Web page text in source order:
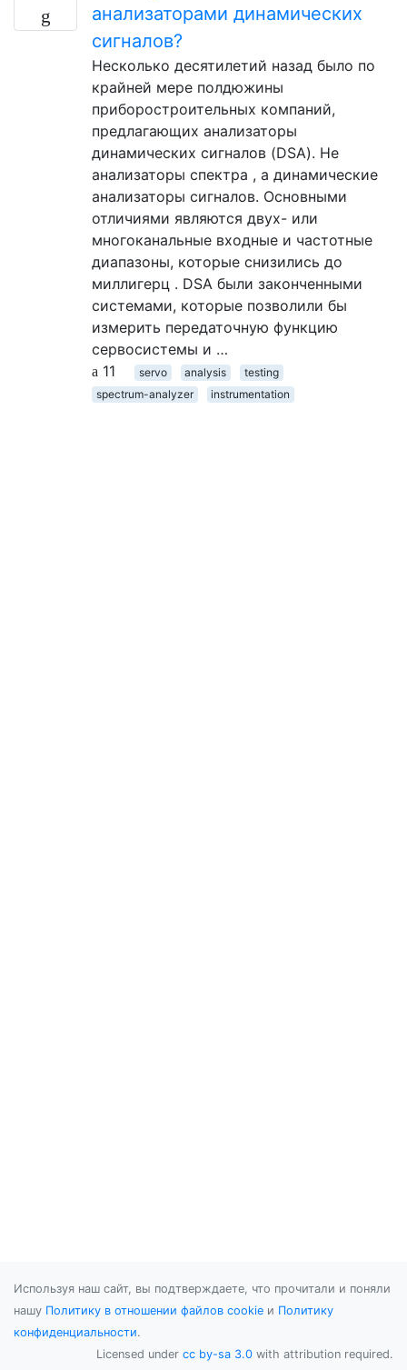
анализаторами динамических
сигналов?
Несколько десятилетий назад было по
крайней мере полдюжины
приборостроительных компаний,
предлагающих анализаторы
динамических сигналов (DSA). Не
анализаторы спектра , а динамические
анализаторы сигналов. Основными
отличиями являются двух- или
многоканальные входные и частотные
диапазоны, которые снизились до
миллигерц . DSA были законченными
системами, которые позволили бы
измерить передаточную функцию
сервосистемы и …
11
servo analysis
testing
spectrum-analyzer
instrumentation
Используя наш сайт, вы подтверждаете, что прочитали и поняли
нашу Политику в отношении файлов cookie и Политику
конфиденциальности.
Licensed under cc by-sa 3.0 with attribution required.